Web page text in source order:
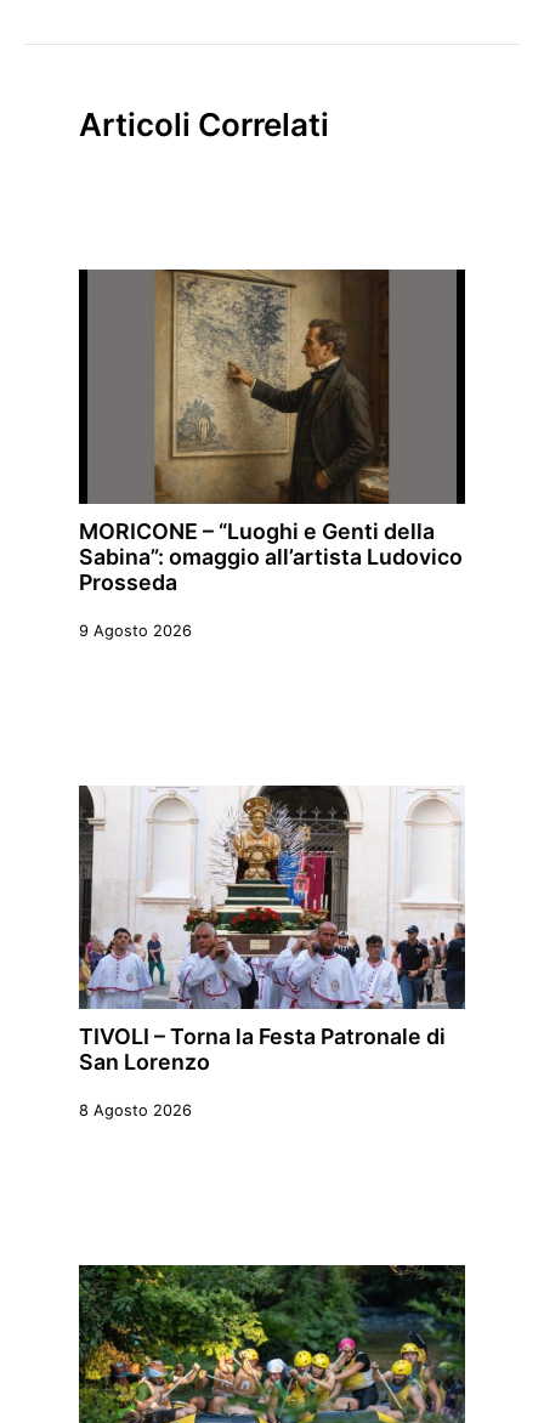
Articoli Correlati
MORICONE – “Luoghi e Genti della
Sabina”: omaggio all’artista Ludovico
Prosseda
9 Agosto 2026
TIVOLI – Torna la Festa Patronale di
San Lorenzo
8 Agosto 2026